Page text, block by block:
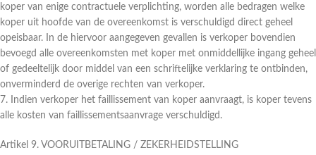
koper van enige contractuele verplichting, worden alle bedragen welke
koper uit hoofde van de overeenkomst is verschuldigd direct geheel
opeisbaar. In de hiervoor aangegeven gevallen is verkoper bovendien
bevoegd alle overeenkomsten met koper met onmiddellijke ingang geheel
of gedeeltelijk door middel van een schriftelijke verklaring te ontbinden,
onverminderd de overige rechten van verkoper.
7. Indien verkoper het faillissement van koper aanvraagt, is koper tevens
alle kosten van faillissementsaanvrage verschuldigd.
Artikel 9. VOORUITBETALING / ZEKERHEIDSTELLING